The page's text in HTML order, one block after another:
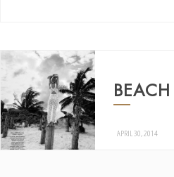
BEACH
APRIL 30, 2014